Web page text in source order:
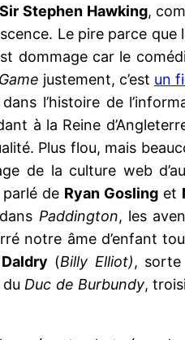
Sir Stephen Hawking,
Le pire parce que
dommage car le
justement, c’est un
l’histoire de
à la Reine
Plus flou, mais
la culture web
de Ryan Gosling et
Paddington, les
notre âme d’enfant
(Billy Elliot), sorte
Duc de Burbundy,